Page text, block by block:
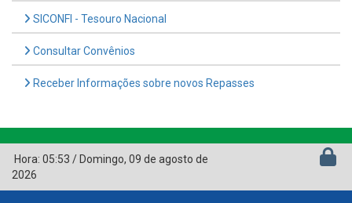
SICONFI - Tesouro Nacional
Consultar Convênios
Receber Informações sobre novos Repasses
Hora: 05:53 / Domingo, 09 de agosto de
2026